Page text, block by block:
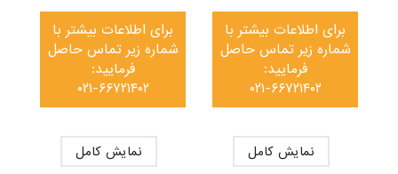
برای اطلاعات بیشتر با
شماره زیر تماس حاصل
فرمایید:
۰۲۱-۶۶۷۲۱۴۰۲
نمایش کامل
برای اطلاعات بیشتر با
شماره زیر تماس حاصل
فرمایید:
۰۲۱-۶۶۷۲۱۴۰۲
نمایش کامل